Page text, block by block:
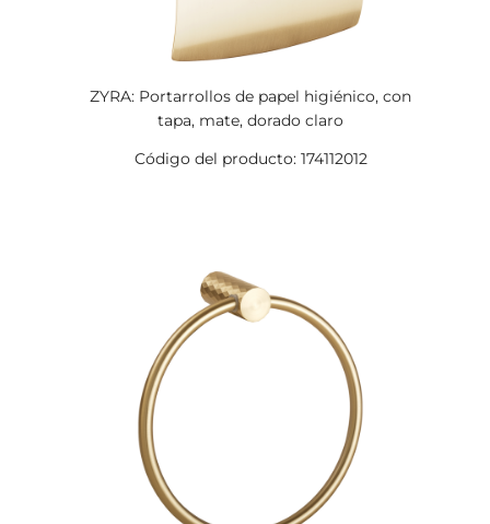
ZYRA: Portarrollos de papel higiénico, con
tapa, mate, dorado claro
Código del producto: 174112012